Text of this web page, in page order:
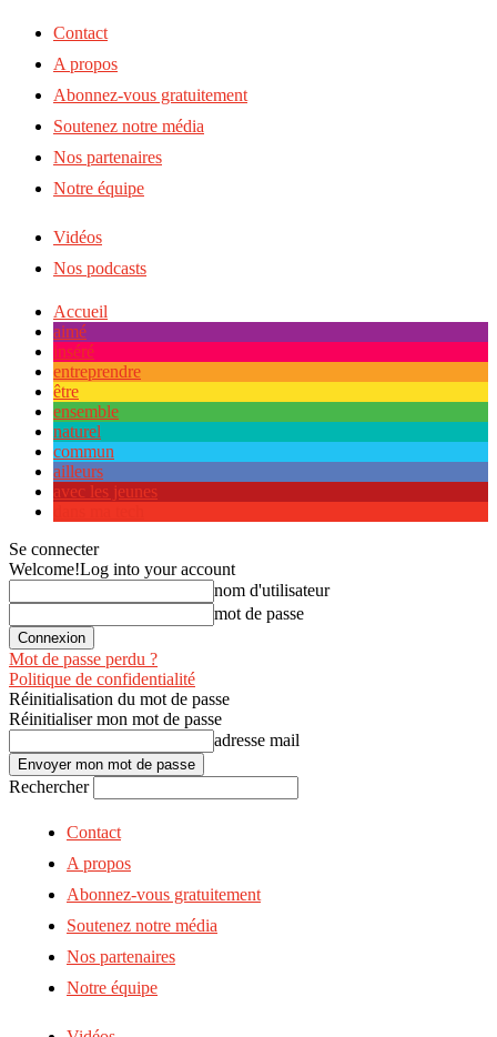
Contact
A propos
Abonnez-vous gratuitement
Soutenez notre média
Nos partenaires
Notre équipe
Vidéos
Nos podcasts
Accueil
aimé
inséré
entreprendre
être
ensemble
naturel
commun
ailleurs
avec les jeunes
Se connecter
Welcome!Log into your account
nom d'utilisateur
mot de passe
Mot de passe perdu ?
Politique de confidentialité
Réinitialisation du mot de passe
Réinitialiser mon mot de passe
adresse mail
Rechercher
Contact
A propos
Abonnez-vous gratuitement
Soutenez notre média
Nos partenaires
Notre équipe